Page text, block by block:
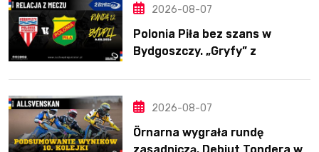
2026-08-07
Polonia Piła bez szans w
Bydgoszczy. „Gryfy” z
2026-08-07
Örnarna wygrała rundę